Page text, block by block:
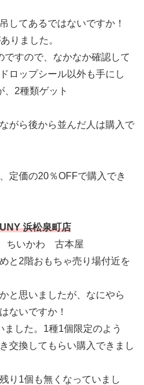
してあるではないですか！
りました。
すので、なかなか確認して
ロップシール以外も手にし
、2種類ゲット
がら後から並んだ人は購入で
定価の20％OFFで購入でき
浜松泉町店
ちいかわ 古本屋
と2階おもちゃ売り場付近を
と思いましたが、なにやら
ないですか！
した。1種1個限定のよう
交換してもらい購入できまし
り1個も無くなっていまし